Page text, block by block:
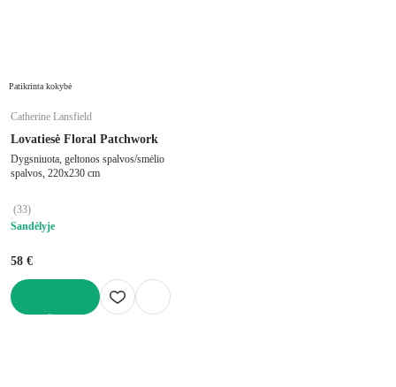
Patikrinta kokybė
Catherine Lansfield
Lovatiesė Floral Patchwork
Dygsniuota, geltonos spalvos/smėlio
spalvos, 220x230 cm
(33)
Sandėlyje
58 €